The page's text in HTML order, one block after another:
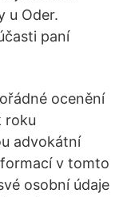
u Oder.
paní
ocenění
roku
advokátní
v tomto
osobní údaje